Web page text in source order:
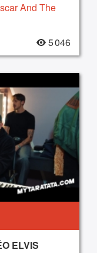
And The
5 046
ELVIS